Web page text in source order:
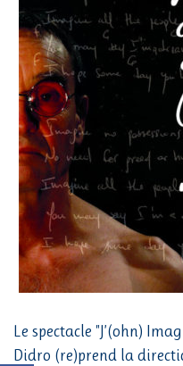
Le spectacle "J’(ohn)
Didro (re)prend la